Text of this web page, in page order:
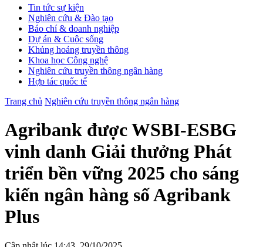
Tin tức sự kiện
Nghiên cứu & Đào tạo
Báo chí & doanh nghiệp
Dự án & Cuộc sống
Khủng hoảng truyền thông
Khoa học Công nghệ
Nghiên cứu truyền thông ngân hàng
Hợp tác quốc tế
Trang chủ Nghiên cứu truyền thông ngân hàng
Agribank được WSBI-ESBG
vinh danh Giải thưởng Phát
triển bền vững 2025 cho sáng
kiến ngân hàng số Agribank
Plus